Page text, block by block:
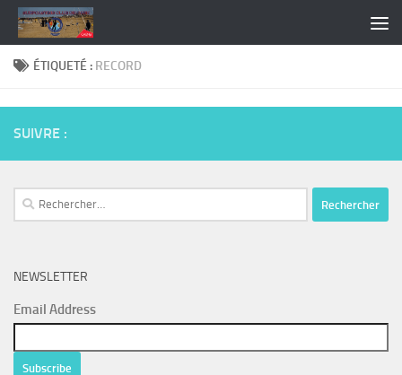
Skip to content
ÉTIQUETÉ : RECORD
SUIVRE :
Rechercher :
NEWSLETTER
Email Address